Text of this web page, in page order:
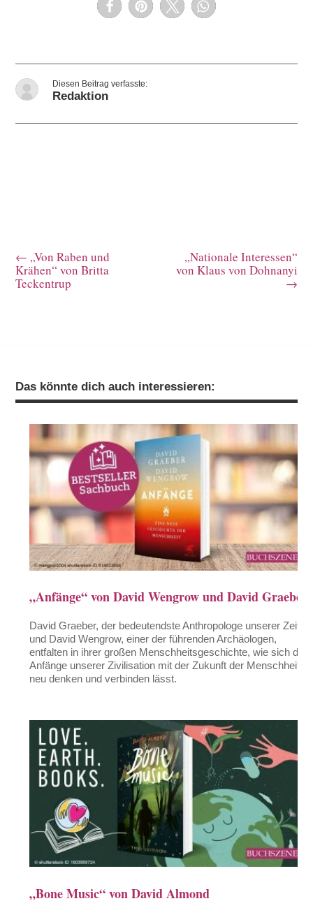
Redaktion
←„Von Raben und
Krähen“ von Britta
Teckentrup
„Nationale Interessen“
von Klaus von Dohnanyi
→
Das könnte dich auch interessieren:
„Anfänge“ von David Wengrow und David Graeber
David Graeber, der bedeutendste Anthropologe unserer Zeit,
und David Wengrow, einer der führenden Archäologen,
entfalten in ihrer großen Menschheitsgeschichte, wie sich die
Anfänge unserer Zivilisation mit der Zukunft der Menschheit
neu denken und verbinden lässt.
„Bone Music“ von David Almond